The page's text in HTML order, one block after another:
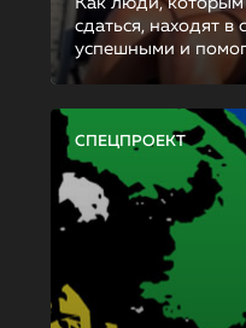
сдаться, находят в
успешными и
СПЕЦПРОЕКТ